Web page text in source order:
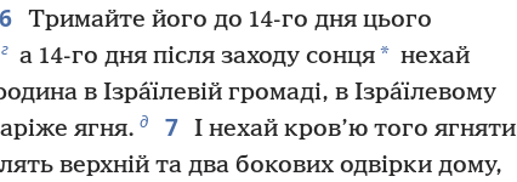
6 Тримайте його до 14-го дня цього
г а 14-го дня після заходу сонця* нехай
в Ізра́їлевій громаді, в Ізра́їлевому
ягня. д 7 І нехай кров’ю того ягняти
верхній та два бокових одвірки дому,